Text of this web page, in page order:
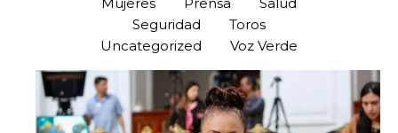
Seguridad
Toros
Uncategorized
Voz Verde